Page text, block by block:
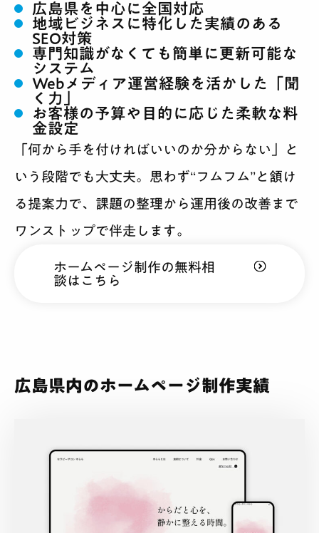
広島県を中心に全国対応
地域ビジネスに特化した実績のある
SEO対策
専門知識がなくても簡単に更新可能な
システム
Webメディア運営経験を活かした「聞
く力」
お客様の予算や目的に応じた柔軟な料
金設定
「何から手を付ければいいのか分からない」と
いう段階でも大丈夫。思わず“フムフム”と頷け
る提案力で、課題の整理から運用後の改善まで
ワンストップで伴走します。
ホームページ制作の無料相
談はこちら
広島県内のホームページ制作実績